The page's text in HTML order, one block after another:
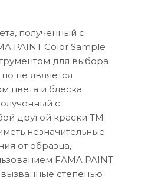
полученный с
PAINT Color Sample
для выбора
не является
цвета и блеска
с
другой краски ТМ
незначительные
от образца,
FAMA PAINT
степенью